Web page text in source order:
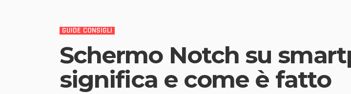
GUIDE CONSIGLI
Schermo Notch su
significa e come è fatto